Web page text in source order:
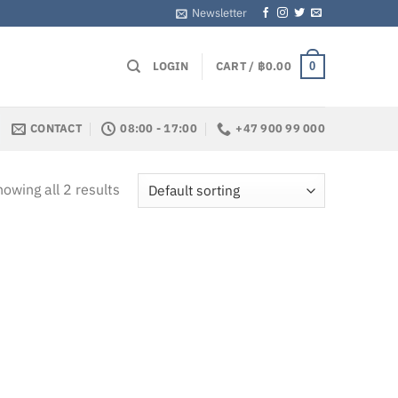
Newsletter
LOGIN CART / ฿0.00 0
CONTACT 08:00 - 17:00 +47 900 99 000
all 2 results